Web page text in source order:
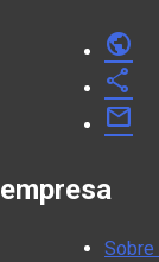
public
share
mail
empresa